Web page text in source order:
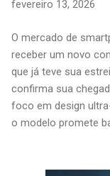
fevereiro 13, 2026
O mercado de
receber um novo
que já teve sua
confirma sua
foco em design
o modelo promete